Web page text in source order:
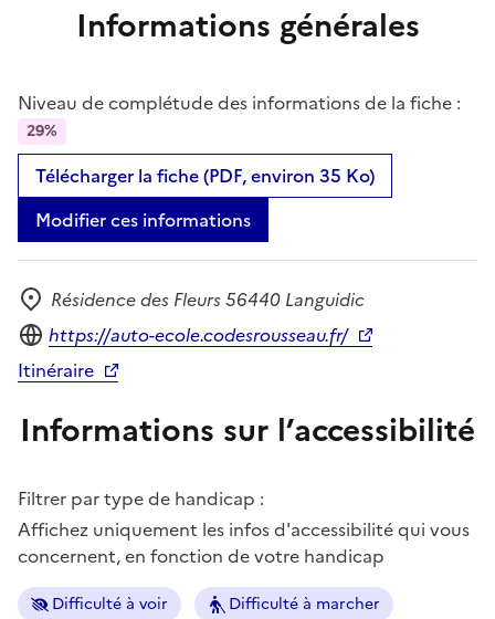
Informations générales
Niveau de complétude des informations de la fiche :
29%
Télécharger la fiche (PDF, environ 35 Ko)
Modifier ces informations
Adresse
Résidence des Fleurs 56440 Languidic
Site internet
https://auto-ecole.codesrousseau.fr/
Itinéraire
Informations sur l’accessibilité
Filtrer par type de handicap :
Affichez uniquement les infos d'accessibilité qui vous
concernent, en fonction de votre handicap
Difficulté à voir Difficulté à marcher